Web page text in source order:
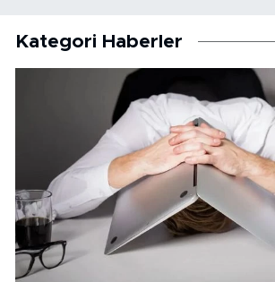
Kategori Haberler